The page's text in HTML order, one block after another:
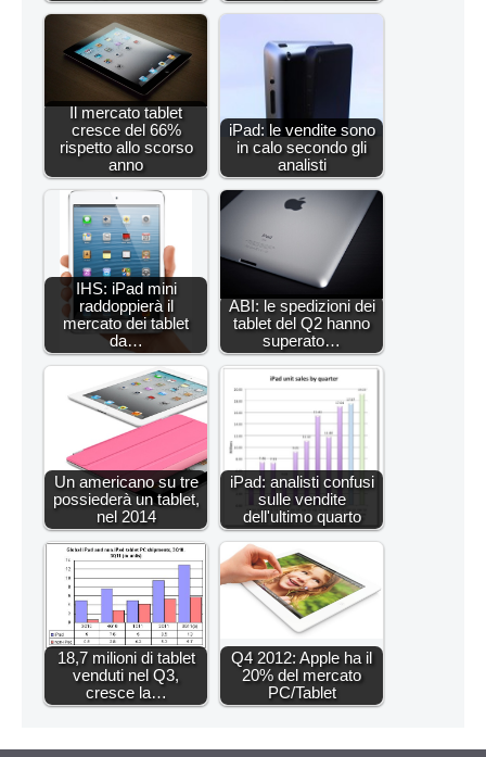
Il mercato tablet
cresce del 66%
rispetto allo scorso
anno
iPad: le vendite sono
in calo secondo gli
analisti
IHS: iPad mini
raddoppierà il
mercato dei tablet
da…
ABI: le spedizioni dei
tablet del Q2 hanno
superato…
Un americano su tre
possiederà un tablet,
nel 2014
iPad: analisti confusi
sulle vendite
dell'ultimo quarto
18,7 milioni di tablet
venduti nel Q3,
cresce la…
Q4 2012: Apple ha il
20% del mercato
PC/Tablet